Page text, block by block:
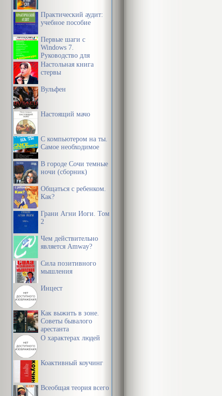
Практический аудит:
учебное пособие
Первые шаги с
Windows 7.
Руководство для
начинающих
Настольная книга
стервы
Вульфен
Настоящий мачо
С компьютером на ты.
Самое необходимое
В городе Сочи темные
ночи (сборник)
Общаться с ребенком.
Как?
Грани Агни Йоги. Том
2
Чем действительно
является Amway?
Сила позитивного
мышления
Инцест
Как выжить в зоне.
Советы бывалого
арестанта
О характерах людей
Коактивный коучинг
Всеобщая теория всего